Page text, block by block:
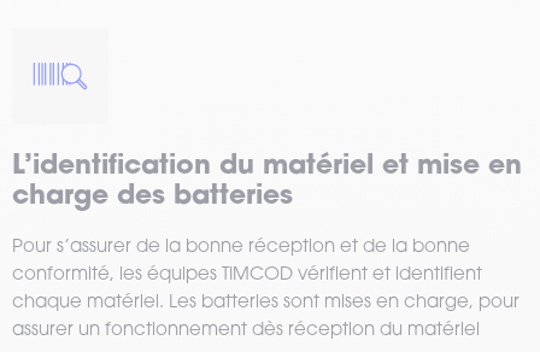
L’identification du matériel et mise en
charge des batteries
Pour s’assurer de la bonne réception et de la bonne
conformité, les équipes TIMCOD vérifient et identifient
chaque matériel. Les batteries sont mises en charge, pour
assurer un fonctionnement dès réception du matériel